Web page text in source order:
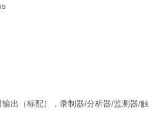
出（标配），录制器/分析器/监测器/触